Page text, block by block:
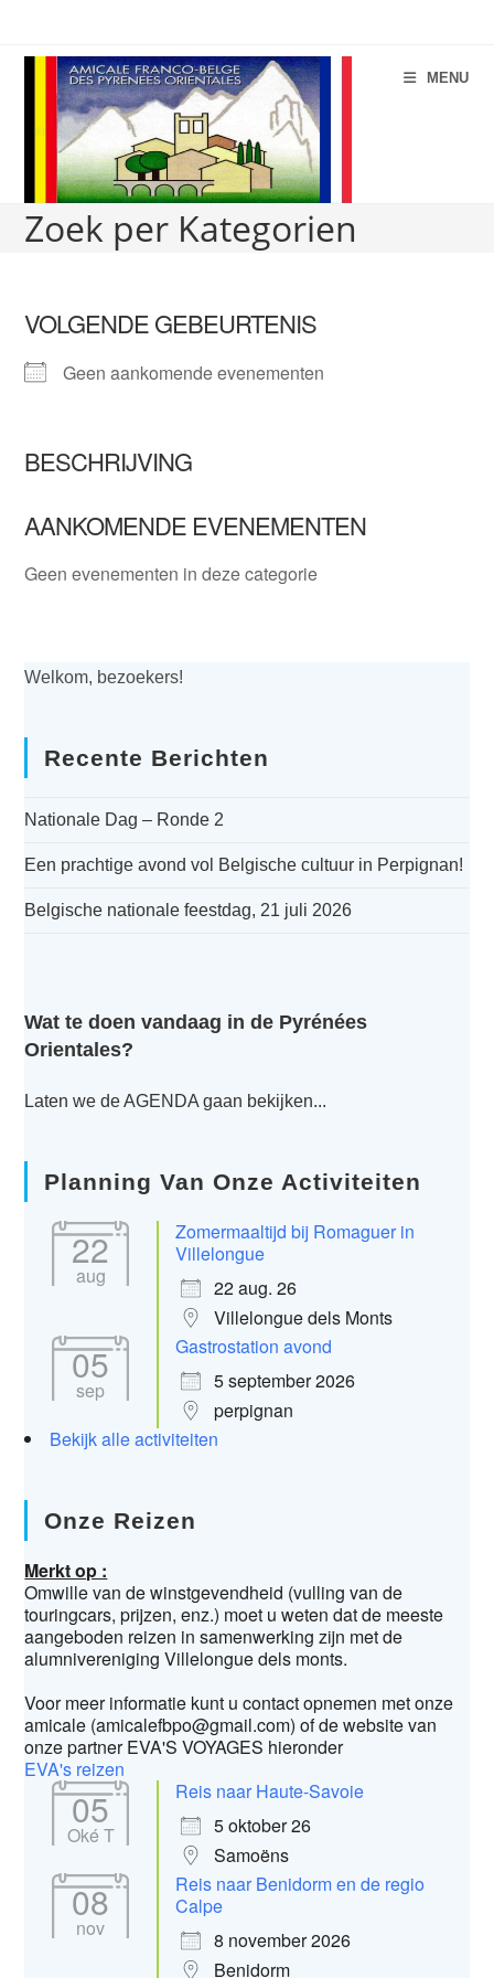
MENU
Zoek per Kategorien
VOLGENDE GEBEURTENIS
Geen aankomende evenementen
BESCHRIJVING
AANKOMENDE EVENEMENTEN
Geen evenementen in deze categorie
Welkom, bezoekers!
Recente Berichten
Nationale Dag – Ronde 2
Een prachtige avond vol Belgische cultuur in Perpignan!
Belgische nationale feestdag, 21 juli 2026
Wat te doen vandaag in de Pyrénées
Orientales?
Laten we de AGENDA gaan bekijken...
Planning Van Onze Activiteiten
22
aug
Zomermaaltijd bij Romaguer in
Villelongue
22 aug. 26
Villelongue dels Monts
05
sep
Gastrostation avond
5 september 2026
perpignan
Bekijk alle activiteiten
Onze Reizen
Merkt op :
Omwille van de winstgevendheid (vulling van de
touringcars, prijzen, enz.) moet u weten dat de meeste
aangeboden reizen in samenwerking zijn met de
alumnivereniging Villelongue dels monts.
Voor meer informatie kunt u contact opnemen met onze
amicale (amicalefbpo@gmail.com) of de website van
onze partner EVA'S VOYAGES hieronder
EVA's reizen
05
Oké T
Reis naar Haute-Savoie
5 oktober 26
Samoëns
08
nov
Reis naar Benidorm en de regio
Calpe
8 november 2026
Benidorm